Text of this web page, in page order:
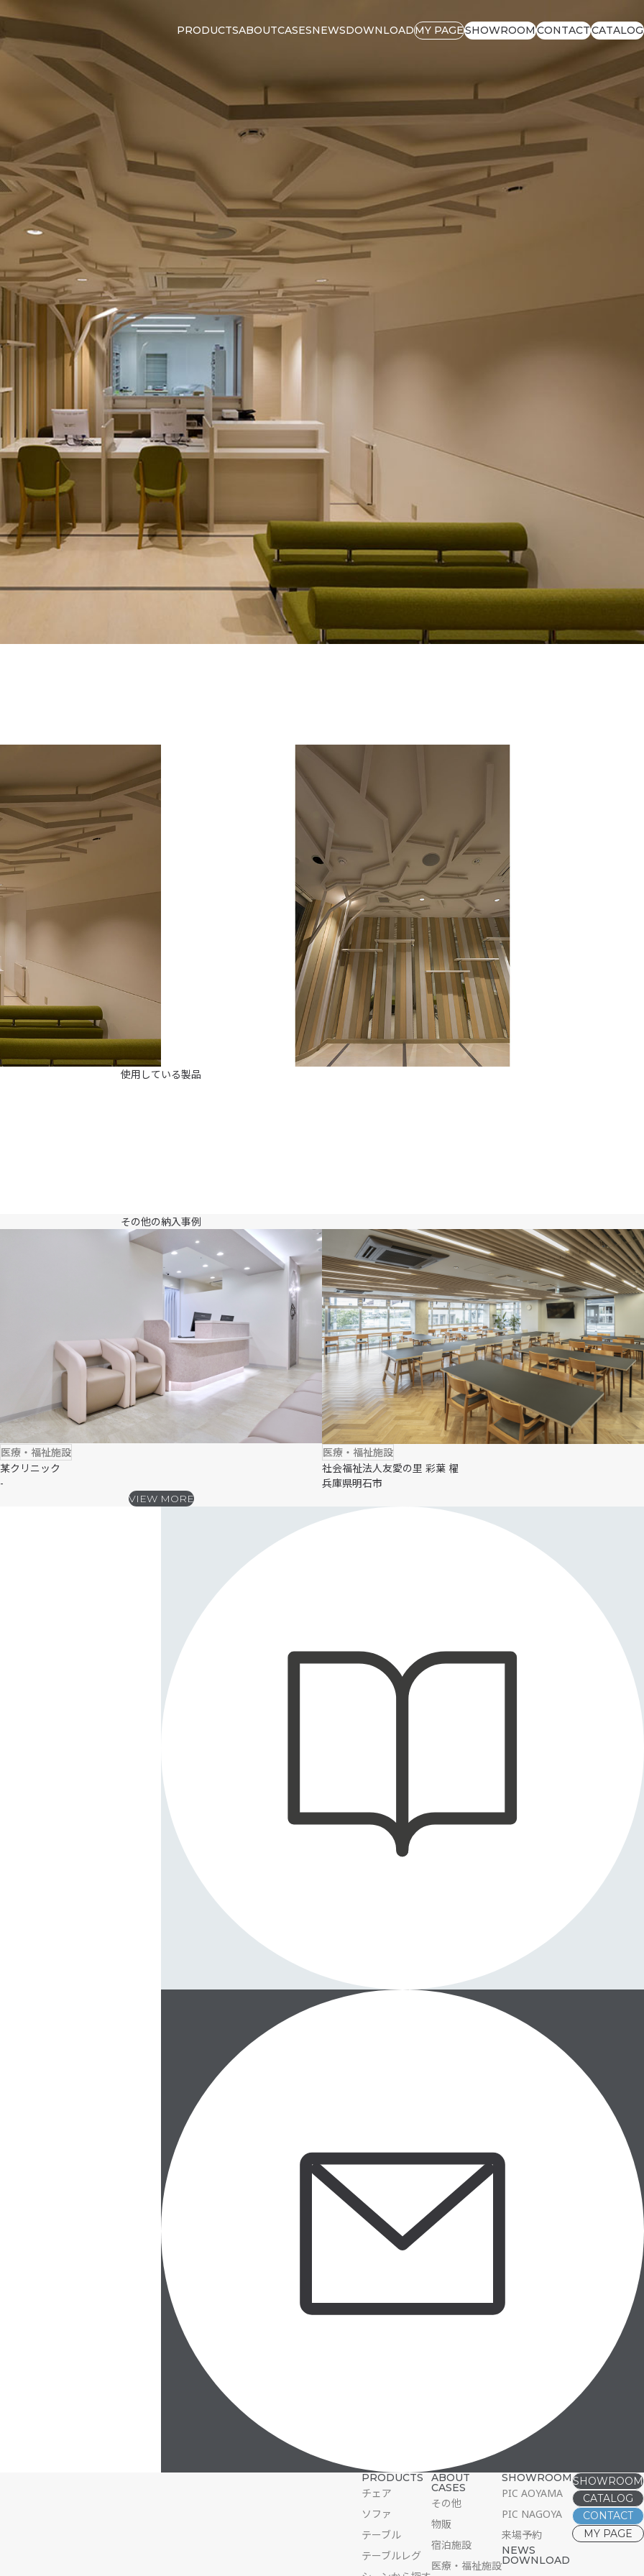
PRODUCTSABOUTCASESNEWSDOWNLOADMY PAGESHOWROOMCONTACTCATALOG
CATALOG
使用している製品
その他の納入事例
医療・福祉施設
某クリニック
-
医療・福祉施設
社会福祉法人友愛の里 彩葉 櫂
兵庫県明石市
VIEW MORE
PRODUCTS
PRODUCTS
チェア
ソファ
テーブル
テーブルレグ
ABOUT
ABOUT
CASES
CASES
その他
物販
宿泊施設
医療・福祉施設
SHOWROOM
SHOWROOM
PIC AOYAMA
PIC NAGOYA
来場予約
NEWS
NEWS
DOWNLOAD
SHOWROOM
SHOWROOM
CATALOG
CATALOG
CONTACT
CONTACT
MY PAGE